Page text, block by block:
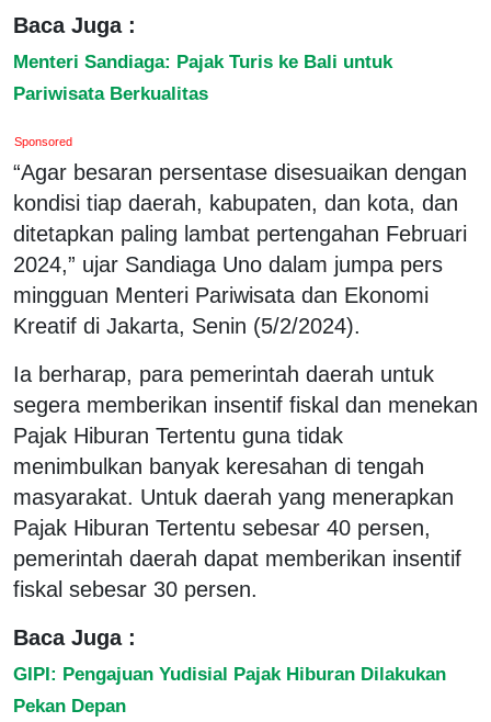
Baca Juga :
Menteri Sandiaga: Pajak Turis ke Bali untuk
Pariwisata Berkualitas
Sponsored
“Agar besaran persentase disesuaikan dengan
kondisi tiap daerah, kabupaten, dan kota, dan
ditetapkan paling lambat pertengahan Februari
2024,” ujar Sandiaga Uno dalam jumpa pers
mingguan Menteri Pariwisata dan Ekonomi
Kreatif di Jakarta, Senin (5/2/2024).
Ia berharap, para pemerintah daerah untuk
segera memberikan insentif fiskal dan menekan
Pajak Hiburan Tertentu guna tidak
menimbulkan banyak keresahan di tengah
masyarakat. Untuk daerah yang menerapkan
Pajak Hiburan Tertentu sebesar 40 persen,
pemerintah daerah dapat memberikan insentif
fiskal sebesar 30 persen.
Baca Juga :
GIPI: Pengajuan Yudisial Pajak Hiburan Dilakukan
Pekan Depan